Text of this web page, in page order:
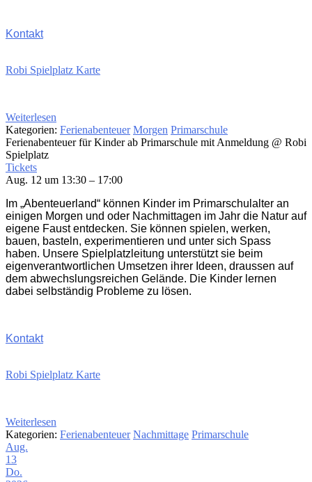
Kontakt
Robi Spielplatz Karte
Weiterlesen
Kategorien: Ferienabenteuer Morgen Primarschule
Ferienabenteuer für Kinder ab Primarschule mit Anmeldung @ Robi
Spielplatz
Tickets
Aug. 12 um 13:30 – 17:00
Im „Abenteuerland“ können Kinder im Primarschulalter an
einigen Morgen und oder Nachmittagen im Jahr die Natur auf
eigene Faust entdecken. Sie können spielen, werken,
bauen, basteln, experimentieren und unter sich Spass
haben. Unsere Spielplatzleitung unterstützt sie beim
eigenverantwortlichen Umsetzen ihrer Ideen, draussen auf
dem abwechslungsreichen Gelände. Die Kinder lernen
dabei selbständig Probleme zu lösen.
Kontakt
Robi Spielplatz Karte
Weiterlesen
Kategorien: Ferienabenteuer Nachmittage Primarschule
Aug.
13
Do.